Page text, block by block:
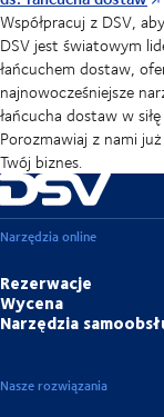
Współpracuj z DSV,
DSV jest światowym
łańcuchem dostaw,
najnowocześniejsze
łańcucha dostaw w
Porozmawiaj z nami
Twój biznes.
Narzędzia online
Rezerwacje
Wycena
Narzędzia
Nasze rozwiązania